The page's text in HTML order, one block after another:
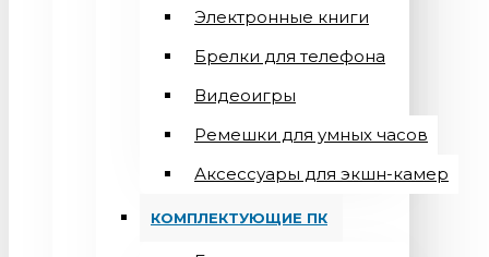
Электронные книги
Брелки для телефона
Видеоигры
Ремешки для умных часов
Аксессуары для экшн-камер
КОМПЛЕКТУЮЩИЕ ПК